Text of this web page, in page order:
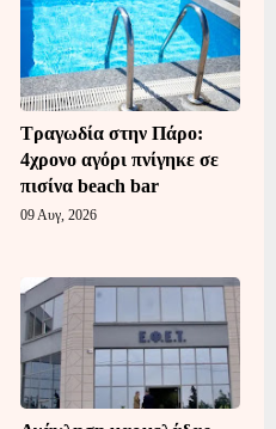
Τραγωδία στην Πάρο:
4χρονο αγόρι πνίγηκε σε
πισίνα beach bar
09 Αυγ, 2026